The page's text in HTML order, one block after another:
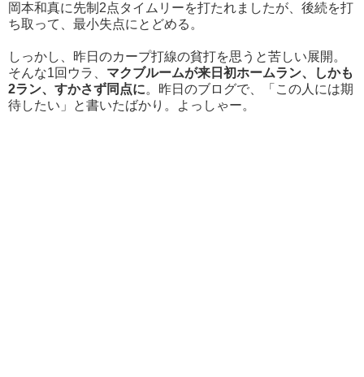
岡本和真に先制2点タイムリーを打たれましたが、後続を打
ち取って、最小失点にとどめる。
しっかし、昨日のカープ打線の貧打を思うと苦しい展開。
そんな1回ウラ、 マクブルームが来日初ホームラン、しかも
2ラン、すかさず同点に。昨日のブログで、「この人には期
待したい」と書いたばかり。よっしゃー。